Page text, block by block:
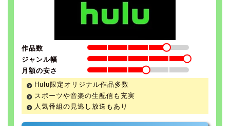
作品数
ジャンル幅
月額の安さ
Hulu限定オリジナル作品多数
スポーツや音楽の生配信も充実
人気番組の見逃し放送もあり